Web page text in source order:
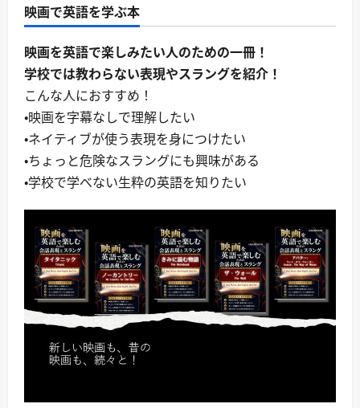
映画で英語を学ぶ本
映画を英語で楽しみたい人のための一冊！
学校では教わらない表現やスラングを紹介！
こんな人におすすめ！
・映画を字幕なしで理解したい
・ネイティブが使う表現を身につけたい
・ちょっと危険なスラングにも興味がある
・学校で学べない生粋の英語を知りたい